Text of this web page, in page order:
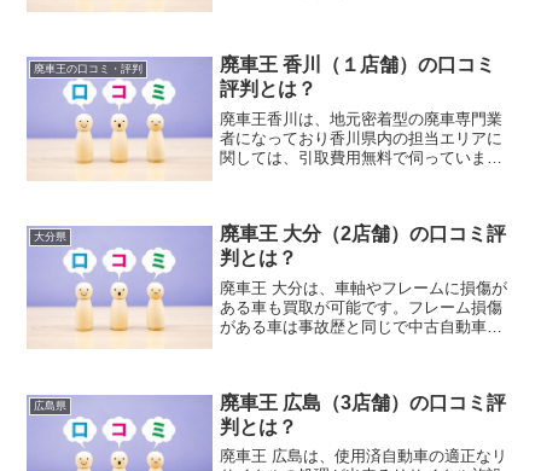
やリサイクルパーツをリユースすること
で利益を得ることができ、買取をつける
ことができるのです。
廃車王の口コミ・評判
廃車王 香川（１店舗）の口コミ
評判とは？
廃車王香川は、地元密着型の廃車専門業
者になっており香川県内の担当エリアに
関しては、引取費用無料で伺っていま
が難しいという方などは実車での出張査
定をおすすめしています。
大分県
廃車王 大分（2店舗）の口コミ評
判とは？
廃車王 大分は、車軸やフレームに損傷が
ある車も買取が可能です。フレーム損傷
がある車は事故歴と同じで中古自動車と
ているところでは査定がつかないことが
あるのです。
広島県
廃車王 広島（3店舗）の口コミ評
判とは？
廃車王 広島は、使用済自動車の適正なリ